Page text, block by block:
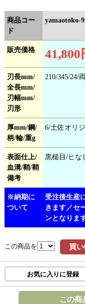
商品コー
ド
yamaotoko-
販売価格 41,800
刃長mm/
全長mm/
刃幅mm/
刃形
210/345/24/
厚mm/鋼/
柄/輪/重g
6/土佐オリ
表面仕上/
血溝/鞘/鞘
備考
黒槌目/ヒな
※納期に
ついて
受注後生産
きます／セ
ンとなりま
この商品を 買
お気に入りに登録
この商